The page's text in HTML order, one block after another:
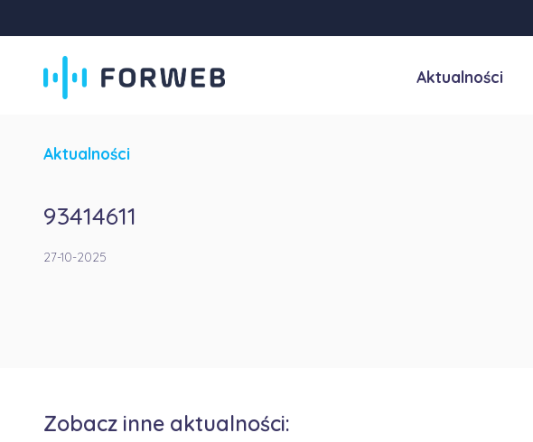
Aktualności
Aktualności
93414611
27-10-2025
Zobacz inne aktualności: